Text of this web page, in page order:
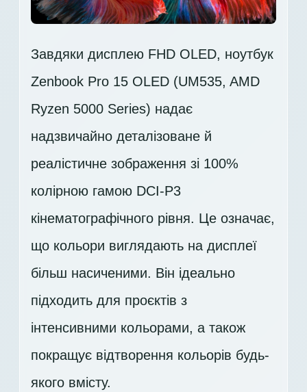
Завдяки дисплею FHD OLED, ноутбук
Zenbook Pro 15 OLED (UM535, AMD
Ryzen 5000 Series) надає
надзвичайно деталізоване й
реалістичне зображення зі 100%
колірною гамою DCI-P3
кінематографічного рівня. Це означає,
що кольори виглядають на дисплеї
більш насиченими. Він ідеально
підходить для проєктів з
інтенсивними кольорами, а також
покращує відтворення кольорів будь-
якого вмісту.